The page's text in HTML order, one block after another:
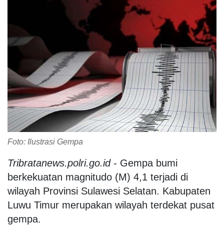
Foto: Ilustrasi Gempa
Tribratanews.polri.go.id- Gempa bumi
berkekuatan magnitudo (M) 4,1 terjadi di
wilayah Provinsi Sulawesi Selatan. Kabupaten
Luwu Timur merupakan wilayah terdekat pusat
gempa.